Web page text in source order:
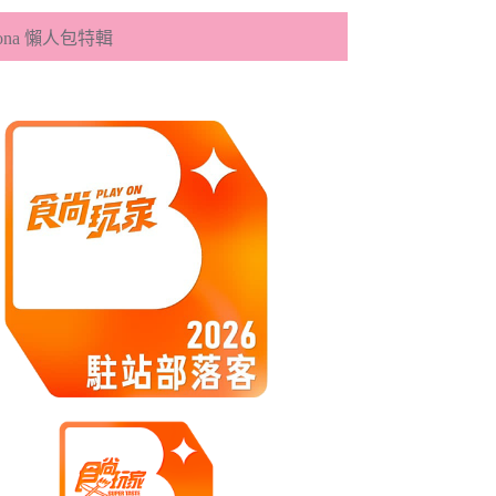
懶人包特輯